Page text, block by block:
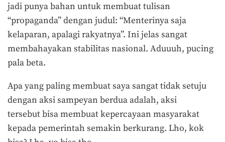
jadi punya bahan untuk membuat tulisan
“propaganda” dengan judul: “Menterinya saja
kelaparan, apalagi rakyatnya”. Ini jelas sangat
membahayakan stabilitas nasional. Aduuuh, pucing
pala beta.
Apa yang paling membuat saya sangat tidak setuju
dengan aksi sampeyan berdua adalah, aksi
tersebut bisa membuat kepercayaan masyarakat
kepada pemerintah semakin berkurang. Lho, kok